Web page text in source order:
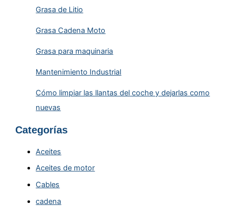
Grasa de Litio
Grasa Cadena Moto
Grasa para maquinaria
Mantenimiento Industrial
Cómo limpiar las llantas del coche y dejarlas como
nuevas
Categorías
Aceites
Aceites de motor
Cables
cadena